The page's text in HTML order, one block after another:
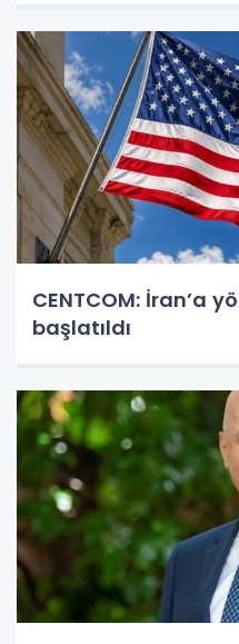
CENTCOM: İran’a
başlatıldı